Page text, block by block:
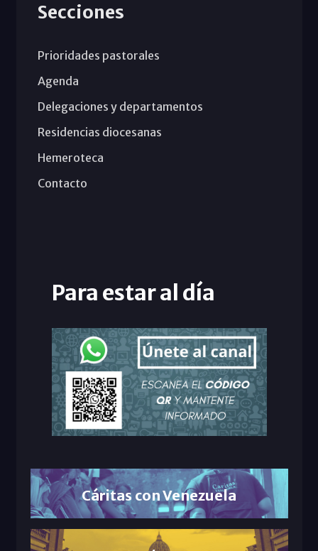
Secciones
Prioridades pastorales
Agenda
Delegaciones y departamentos
Residencias diocesanas
Hemeroteca
Contacto
Para estar al día
Cáritas con Venezuela